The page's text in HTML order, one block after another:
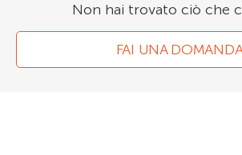
Non hai trovato ciò che
FAI UNA